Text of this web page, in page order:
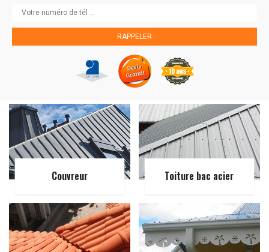
Couvreur Toiture bac acier